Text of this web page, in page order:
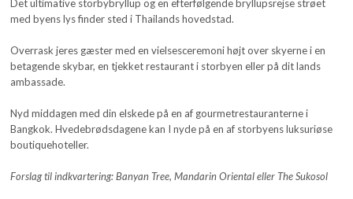
Det ultimative storbybryllup og en efterfølgende bryllupsrejse strøet
med byens lys finder sted i Thailands hovedstad.
Overrask jeres gæster med en vielsesceremoni højt over skyerne i en
betagende skybar, en tjekket restaurant i storbyen eller på dit lands
ambassade.
Nyd middagen med din elskede på en af gourmetrestauranterne i
Bangkok. Hvedebrødsdagene kan I nyde på en af storbyens luksuriøse
boutiquehoteller.
Forslag til indkvartering: Banyan Tree, Mandarin Oriental eller The Sukosol